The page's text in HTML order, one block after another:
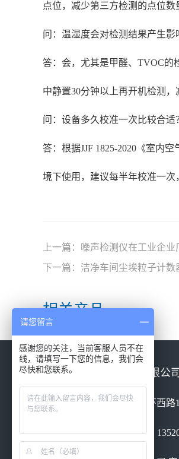
点位，减少第三方检测的点位数
问：温湿度会对检测结果产生影
答：会，尤其是甲醛、TVOC的
中静置30分钟以上再开机检测，
问：设备多久校准一次比较合适
答：根据JJF 1825-2020《室内
境下使用，建议每半年校准一次
上一篇：
噪声检测仪在工业企
下一篇： 洁净车间尘埃粒子计
相关产品
北京康高特仪器设备有限公司
地址：北京市丰台区南四环西路
电话：010-68460051 手机：
请您留言
感谢您的关注，当前客服人员不在
线，请填写一下您的信息，我们会
尽快和您联系。